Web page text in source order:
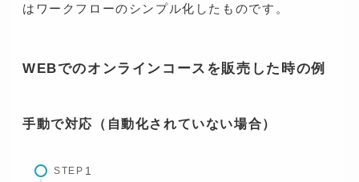
はワークフローのシンプル化したものです。
WEBでのオンラインコースを販売した時の例
手動で対応（自動化されていない場合）
STEP